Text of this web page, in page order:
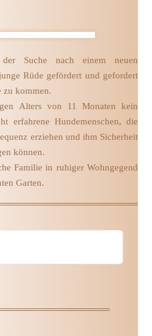
Suche nach einem neuen
Rüde gefördert und gefordert
zu kommen.
Alters von 11 Monaten kein
erfahrene Hundemenschen, die
erziehen und ihm Sicherheit
können.
Familie in ruhiger Wohngegend
Garten.